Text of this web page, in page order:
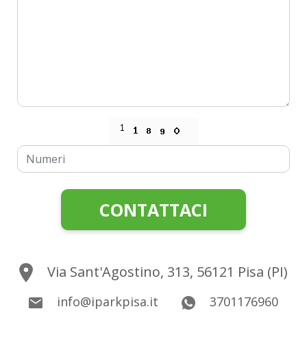
CONTATTACI
Via Sant'Agostino, 313, 56121 Pisa (PI)
info@iparkpisa.it 3701176960